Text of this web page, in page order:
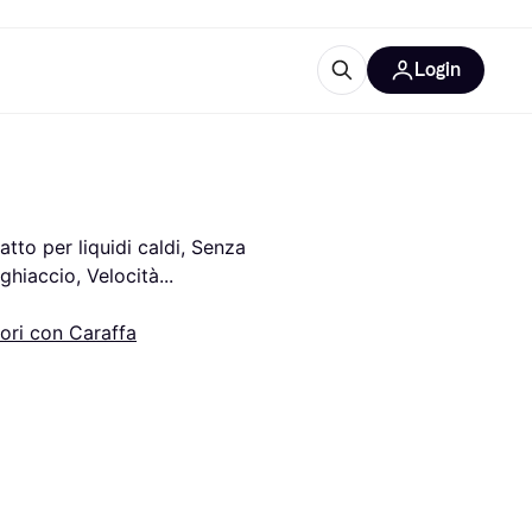
Login
per liquidi caldi, Senza
Velocità
con Caraffa